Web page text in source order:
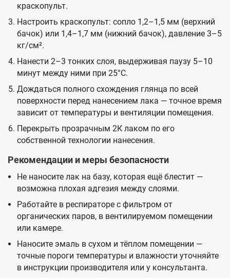
краскопульт.
Настроить краскопульт: сопло 1,2–1,5 мм (верхний
бачок) или 1,4–1,7 мм (нижний бачок), давление 3–5
кг/см².
Нанести 2–3 тонких слоя, выдерживая паузу 5–10
минут между ними при 25°C.
Дождаться полного схождения глянца по всей
поверхности перед нанесением лака — точное время
зависит от температуры и вентиляции помещения.
Перекрыть прозрачным 2К лаком по его
собственной технологии нанесения.
Рекомендации и меры безопасности
Не наносите лак на базу, которая ещё блестит —
возможна плохая адгезия между слоями.
Работайте в респираторе с фильтром от
органических паров, в вентилируемом помещении
или камере.
Наносите эмаль в сухом и тёплом помещении —
точные пороги температуры и влажности уточняйте
в инструкции производителя или у консультанта.